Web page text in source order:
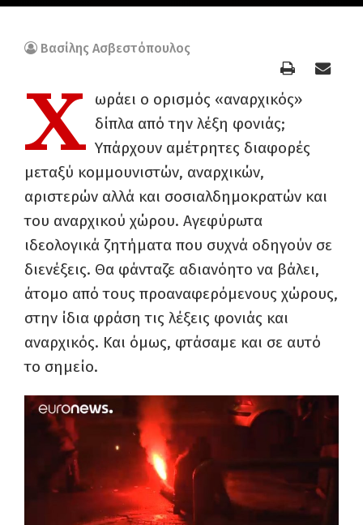
Βασίλης Ασβεστόπουλος
Χ
ωράει ο ορισμός «αναρχικός»
δίπλα από την λέξη φονιάς;
Υπάρχουν αμέτρητες διαφορές
μεταξύ κομμουνιστών, αναρχικών,
αριστερών αλλά και σοσιαλδημοκρατών και
του αναρχικού χώρου. Αγεφύρωτα
ιδεολογικά ζητήματα που συχνά οδηγούν σε
διενέξεις. Θα φάνταζε αδιανόητο να βάλει,
άτομο από τους προαναφερόμενους χώρους,
στην ίδια φράση τις λέξεις φονιάς και
αναρχικός. Και όμως, φτάσαμε και σε αυτό
το σημείο.